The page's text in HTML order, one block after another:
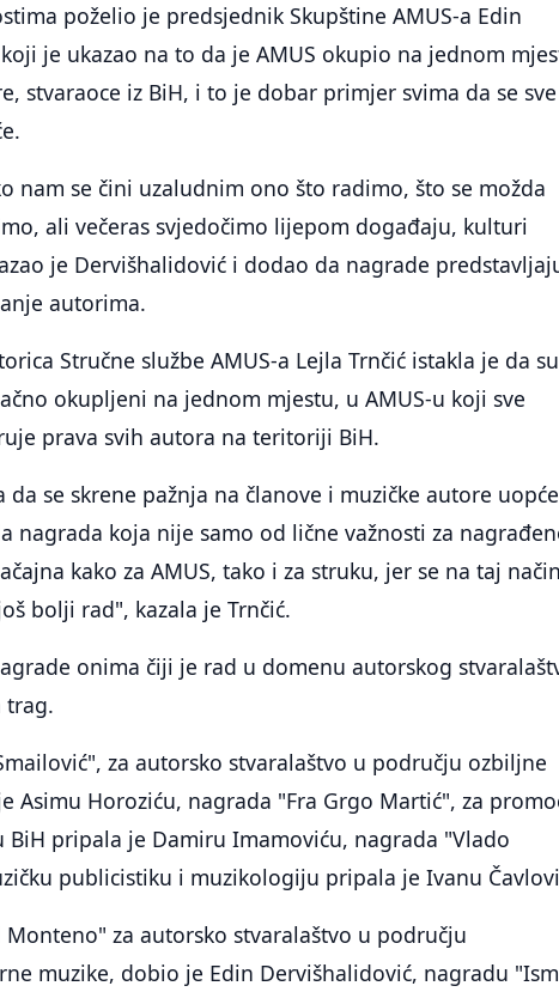
poželio je predsjednik Skupštine AMUS-a Edin
je ukazao na to da je AMUS okupio na jednom
stvaraoce iz BiH, i to je dobar primjer svima da se sve
nam se čini uzaludnim ono što radimo, što se možda
ali večeras svjedočimo lijepom događaju, kulturi
je Dervišhalidović i dodao da nagrade
autorima.
Stručne službe AMUS-a Lejla Trnčić istakla je da
okupljeni na jednom mjestu, u AMUS-u koji sve
prava svih autora na teritoriji BiH.
da se skrene pažnja na članove i muzičke autore
nagrada koja nije samo od lične važnosti za
kako za AMUS, tako i za struku, jer se na taj
bolji rad", kazala je Trnčić.
onima čiji je rad u domenu autorskog
trag.
za autorsko stvaralaštvo u području ozbiljne
Asimu Horoziću, nagrada "Fra Grgo Martić", za
BiH pripala je Damiru Imamoviću, nagrada "Vlado
publicistiku i muzikologiju pripala je Ivanu
Monteno" za autorsko stvaralaštvo u području
muzike, dobio je Edin Dervišhalidović, nagradu